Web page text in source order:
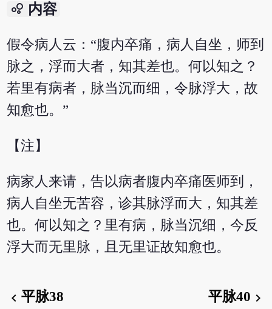
bubble_chart 内容
假令病人云：“腹内卒痛，病人自坐，师到
脉之，浮而大者，知其差也。何以知之？
若里有病者，脉当沉而细，令脉浮大，故
知愈也。”
【注】
病家人来请，告以病者腹内卒痛医师到，
病人自坐无苦容，诊其脉浮而大，知其差
也。何以知之？里有病，脉当沉细，今反
浮大而无里脉，且无里证故知愈也。
chevron_left平脉38 平脉40 chevron_right